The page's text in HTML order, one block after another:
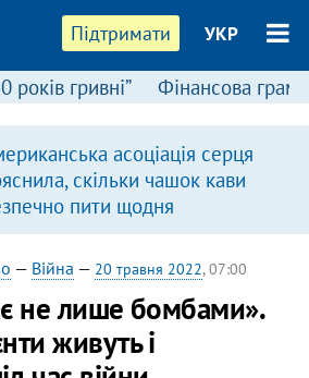
Підтримати УКР
років гривні” Фінансова
асоціація серця
скільки чашок кави
пити щодня
— Війна — 20 травня 2022, 07:00
не лише бомбами».
живуть і